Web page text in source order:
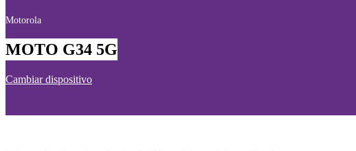
Motorola
MOTO G34 5G
Cambiar dispositivo